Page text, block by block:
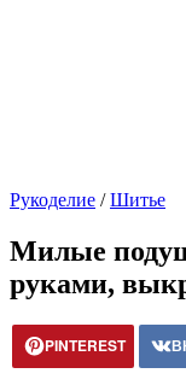
Рукоделие /Шитье
Милые
руками,
PINTEREST